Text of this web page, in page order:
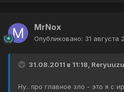
MrNox
Опубликовано: 31 августа
31.08.2011 в 11:18,
Ну.. про главное зло - это я с